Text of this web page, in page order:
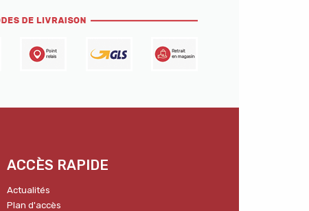
ACCÈS RAPIDE
Actualités
Plan d'accès